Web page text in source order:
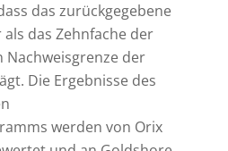
das zurückgegebene
das Zehnfache der
der
Die Ergebnisse des
werden von Orix